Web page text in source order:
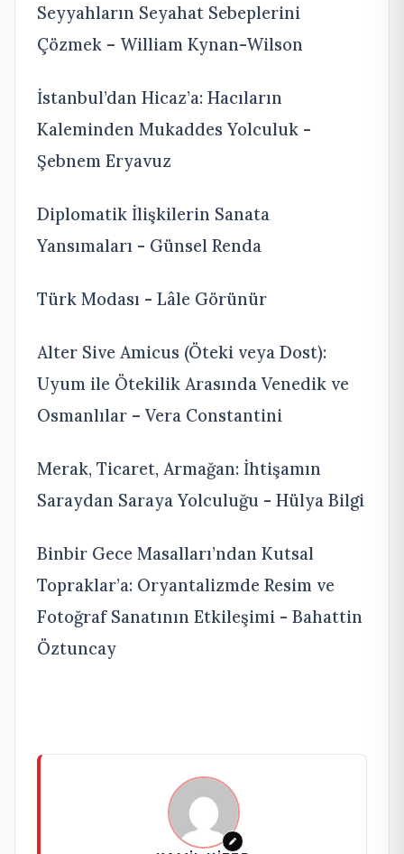
Seyyahların Seyahat Sebeplerini
Çözmek – William Kynan-Wilson
İstanbul’dan Hicaz’a: Hacıların
Kaleminden Mukaddes Yolculuk -
Şebnem Eryavuz
Diplomatik İlişkilerin Sanata
Yansımaları - Günsel Renda
Türk Modası - Lâle Görünür
Alter Sive Amicus (Öteki veya Dost):
Uyum ile Ötekilik Arasında Venedik ve
Osmanlılar – Vera Constantini
Merak, Ticaret, Armağan: İhtişamın
Saraydan Saraya Yolculuğu - Hülya Bilgi
Binbir Gece Masalları’ndan Kutsal
Topraklar’a: Oryantalizmde Resim ve
Fotoğraf Sanatının Etkileşimi - Bahattin
Öztuncay